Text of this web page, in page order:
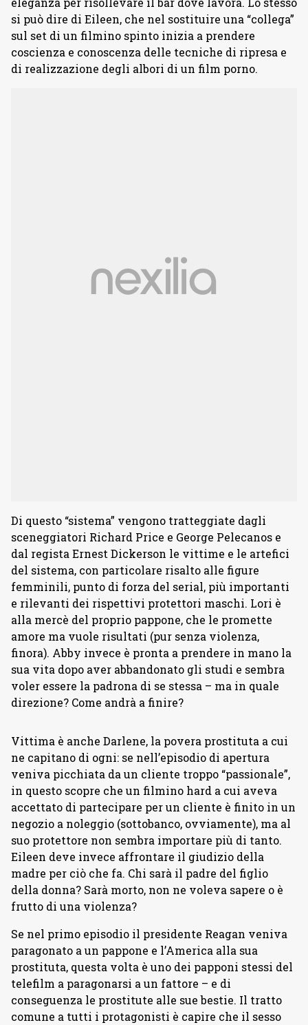
si può dire di Eileen, che nel sostituire una “collega”
sul set di un filmino spinto inizia a prendere
coscienza e conoscenza delle tecniche di ripresa e
di realizzazione degli albori di un film porno.
Di questo “sistema” vengono tratteggiate dagli
sceneggiatori Richard Price e George Pelecanos e
dal regista Ernest Dickerson le vittime e le artefici
del sistema, con particolare risalto alle figure
femminili, punto di forza del serial, più importanti
e rilevanti dei rispettivi protettori maschi. Lori è
alla mercè del proprio pappone, che le promette
amore ma vuole risultati (pur senza violenza,
finora). Abby invece è pronta a prendere in mano la
sua vita dopo aver abbandonato gli studi e sembra
voler essere la padrona di se stessa – ma in quale
direzione? Come andrà a finire?
Vittima è anche Darlene, la povera prostituta a cui
ne capitano di ogni: se nell’episodio di apertura
veniva picchiata da un cliente troppo “passionale”,
in questo scopre che un filmino hard a cui aveva
accettato di partecipare per un cliente è finito in un
negozio a noleggio (sottobanco, ovviamente), ma al
suo protettore non sembra importare più di tanto.
Eileen deve invece affrontare il giudizio della
madre per ciò che fa. Chi sarà il padre del figlio
della donna? Sarà morto, non ne voleva sapere o è
frutto di una violenza?
Se nel primo episodio il presidente Reagan veniva
paragonato a un pappone e l’America alla sua
prostituta, questa volta è uno dei papponi stessi del
telefilm a paragonarsi a un fattore – e di
conseguenza le prostitute alle sue bestie. Il tratto
comune a tutti i protagonisti è capire che il sesso